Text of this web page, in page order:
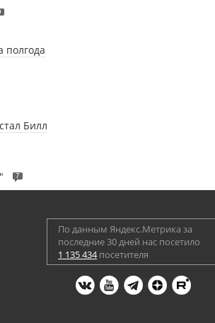
полгода
Билл
7
По данным Яндекс.Метрика за
последние 30 дней нас посетило
1 135 434посетителя